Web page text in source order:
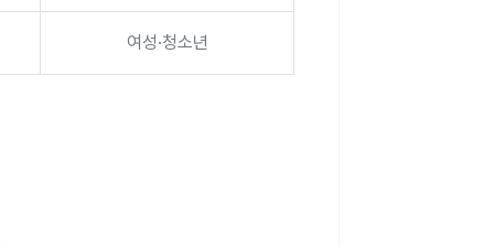
여성·청소년